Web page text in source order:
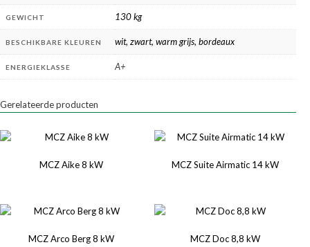
GEWICHT 130 kg
BESCHIKBARE KLEUREN wit, zwart, warm grijs, bordeaux
ENERGIEKLASSE A+
Gerelateerde producten
MCZ Aike 8 kW MCZ Suite Airmatic 14 kW
MCZ Arco Berg 8 kW MCZ Doc 8,8 kW